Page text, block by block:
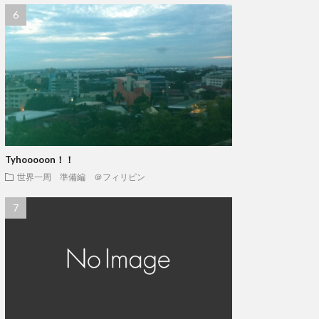
Tyhooooon！！
世界一周 準備編 ＠フィリピン